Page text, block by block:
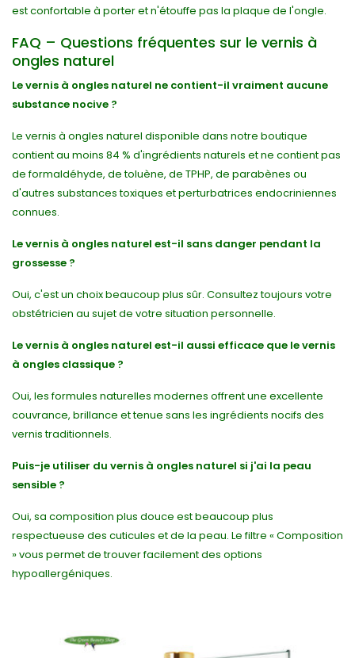
est confortable à porter et n'étouffe pas la plaque de l'ongle.
FAQ – Questions fréquentes sur le vernis à
ongles naturel
Le vernis à ongles naturel ne contient-il vraiment aucune
substance nocive ?
Le vernis à ongles naturel disponible dans notre boutique
contient au moins 84 % d'ingrédients naturels et ne contient pas
de formaldéhyde, de toluène, de TPHP, de parabènes ou
d'autres substances toxiques et perturbatrices endocriniennes
connues.
Le vernis à ongles naturel est-il sans danger pendant la
grossesse ?
Oui, c'est un choix beaucoup plus sûr. Consultez toujours votre
obstétricien au sujet de votre situation personnelle.
Le vernis à ongles naturel est-il aussi efficace que le vernis
à ongles classique ?
Oui, les formules naturelles modernes offrent une excellente
couvrance, brillance et tenue sans les ingrédients nocifs des
vernis traditionnels.
Puis-je utiliser du vernis à ongles naturel si j'ai la peau
sensible ?
Oui, sa composition plus douce est beaucoup plus
respectueuse des cuticules et de la peau. Le filtre « Composition
» vous permet de trouver facilement des options
hypoallergéniques.